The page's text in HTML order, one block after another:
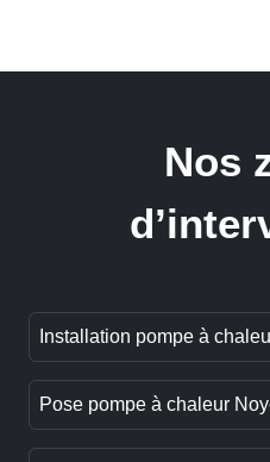
Nos
Installation pompe à
Pose pompe à chaleur